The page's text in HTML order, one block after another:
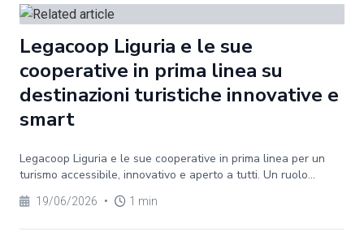
Legacoop Liguria e le sue
cooperative in prima linea su
destinazioni turistiche innovative e
smart
Legacoop Liguria e le sue cooperative in prima linea per un
turismo accessibile, innovativo e aperto a tutti. Un ruolo...
19/06/2026 • 1 min